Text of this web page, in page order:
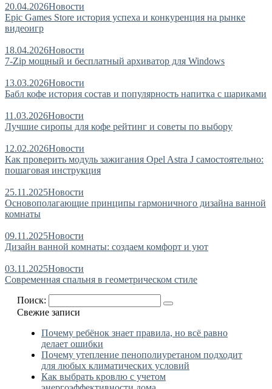
20.04.2026Новости
Epic Games Store история успеха и конкуренция на рынке
видеоигр
18.04.2026Новости
7-Zip мощный и бесплатный архиватор для Windows
13.03.2026Новости
Бабл кофе история состав и популярность напитка с шариками
11.03.2026Новости
Лучшие сиропы для кофе рейтинг и советы по выбору
12.02.2026Новости
Как проверить модуль зажигания Opel Astra J самостоятельно:
пошаговая инструкция
25.11.2025Новости
Основополагающие принципы гармоничного дизайна ванной
комнаты
09.11.2025Новости
Дизайн ванной комнаты: создаем комфорт и уют
03.11.2025Новости
Современная спальня в геометрическом стиле
Поиск:
Свежие записи
Почему ребёнок знает правила, но всё равно
делает ошибки
Почему утепление пенополиуретаном подходит
для любых климатических условий
Как выбрать кровлю с учетом